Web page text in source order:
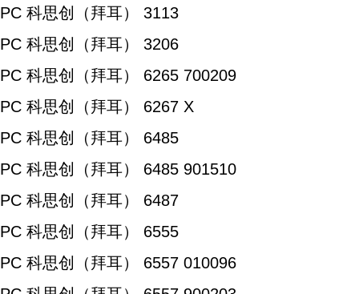
PC 科思创（拜耳） 3113
PC 科思创（拜耳） 3206
PC 科思创（拜耳） 6265 700209
PC 科思创（拜耳） 6267 X
PC 科思创（拜耳） 6485
PC 科思创（拜耳） 6485 901510
PC 科思创（拜耳） 6487
PC 科思创（拜耳） 6555
PC 科思创（拜耳） 6557 010096